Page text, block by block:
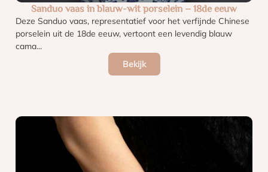
Sanduo vaas in blauw-wit porselein – 18de eeuw
Deze Sanduo vaas, representatief voor het verfijnde Chinese
porselein uit de 18de eeuw, vertoont een levendig blauw
cama...
Bekijk